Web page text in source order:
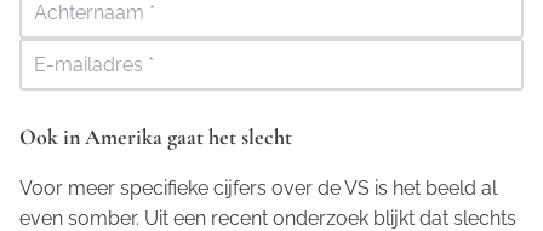
Ook in Amerika gaat het slecht
Voor meer specifieke cijfers over de VS is het beeld al
even somber. Uit een recent onderzoek blijkt dat slechts